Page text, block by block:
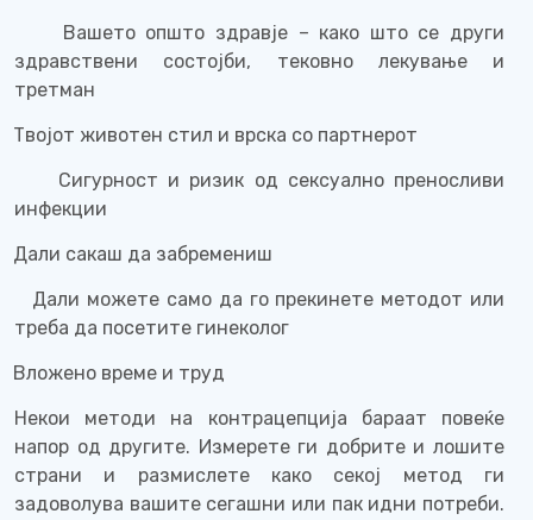
Вашето општо здравје – како што се други
здравствени состојби, тековно лекување и
третман
Твојот животен стил и врска со партнерот
Сигурност и ризик од сексуално преносливи
инфекции
Дали сакаш да забремениш
Дали можете само да го прекинете методот или
треба да посетите гинеколог
Вложено време и труд
Некои методи на контрацепција бараат повеќе
напор од другите. Измерете ги добрите и лошите
страни и размислете како секој метод ги
задоволува вашите сегашни или пак идни потреби.